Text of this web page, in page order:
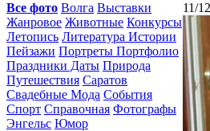
Все фото Волга Выставки
Жанровое Животные Конкурсы
Летопись Литература Истории
Пейзажи Портреты Портфолио
Праздники Даты Природа
Путешествия Саратов
Свадебные Мода События
Спорт Справочная Фотографы
Энгельс Юмор
11/